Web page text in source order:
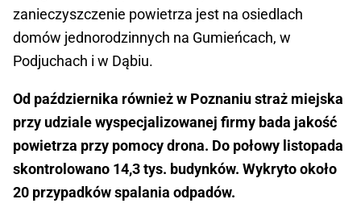
zanieczyszczenie powietrza jest na osiedlach
domów jednorodzinnych na Gumieńcach, w
Podjuchach i w Dąbiu.
Od października również w Poznaniu straż miejska
przy udziale wyspecjalizowanej firmy bada jakość
powietrza przy pomocy drona. Do połowy listopada
skontrolowano 14,3 tys. budynków. Wykryto około
20 przypadków spalania odpadów.